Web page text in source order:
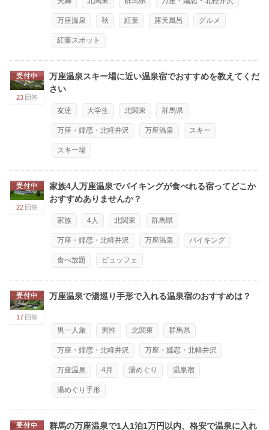
万座温泉 秋 紅葉 露天風呂 グルメ
紅葉スポット
受付中
23 回答
万座温泉スキー場に近い温泉宿でおすすめを教えてくだ
さい
友達 大学生 北関東 群馬県
万座・嬬恋・北軽井沢 万座温泉 スキー
スキー場
受付中
22 回答
家族4人万座温泉でバイキングが食べれる宿ってどこか
おすすめありませんか？
家族 4人 北関東 群馬県
万座・嬬恋・北軽井沢 万座温泉 バイキング
食べ放題 ビュッフェ
受付中
17 回答
万座温泉で湯巡り手形で入れる温泉宿のおすすめは？
男一人旅 男性 北関東 群馬県
万座・嬬恋・北軽井沢 万座・嬬恋・北軽井沢
万座温泉 4月 湯めぐり 温泉宿
湯めぐり手形
受付中
群馬の万座温泉で1人1泊1万円以内、格安で温泉に入れ